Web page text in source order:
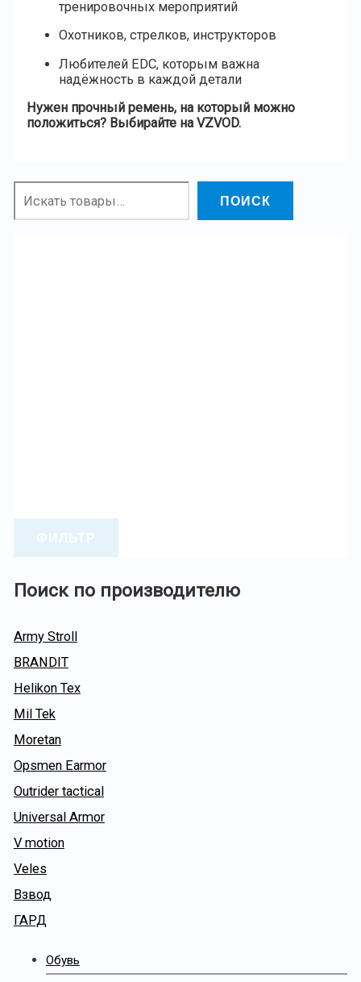
ПОИСК
ФИЛЬТР
Поиск по производителю
Army Stroll
BRANDIT
Helikon Tex
Mil Tek
Moretan
Opsmen Earmor
Outrider tactical
Universal Armor
V motion
Veles
Взвод
ГАРД
Обувь
тренировочных мероприятий
Охотников, стрелков, инструкторов
Любителей EDC, которым важна
надёжность в каждой детали
Нужен прочный ремень, на который можно
положиться? Выбирайте на VZVOD.